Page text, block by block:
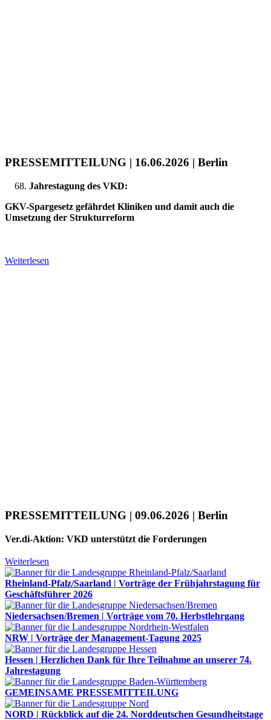
PRESSEMITTEILUNG | 16.06.2026 | Berlin
Jahrestagung des VKD:
GKV-Spargesetz gefährdet Kliniken und damit auch die
Umsetzung der Strukturreform
Weiterlesen
PRESSEMITTEILUNG | 09.06.2026 | Berlin
Ver.di-Aktion: VKD unterstützt die Forderungen
Weiterlesen
Rheinland-Pfalz/Saarland | Vorträge der Frühjahrstagung für
Geschäftsführer 2026
Niedersachsen/Bremen | Vorträge vom 70. Herbstlehrgang
NRW | Vorträge der Management-Tagung 2025
Hessen | Herzlichen Dank für Ihre Teilnahme an unserer 74.
Jahrestagung
GEMEINSAME PRESSEMITTEILUNG
NORD | Rückblick auf die 24. Norddeutschen Gesundheitstage